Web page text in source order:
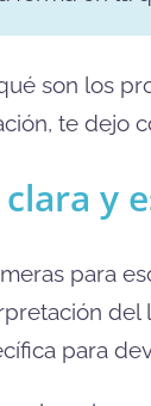
son los
te dejo
y
para
del
para